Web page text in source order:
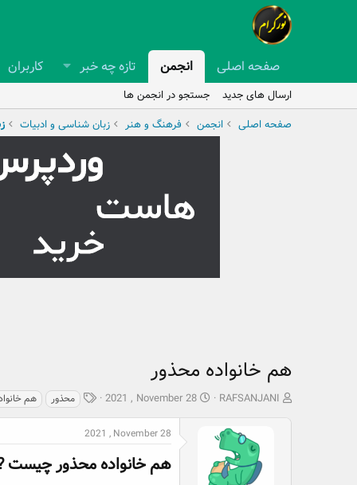
صفحه اصلی انجمن تازه چه خبر کاربران
ارسال های جدید
جستجو در انجمن ها
صفحه اصلی
انجمن فرهنگ و هنر زبان شناسی و ادبیات
هم خانواده محذور
ش
RAFSANJANI
ت2021 , November 28
ب
پ
محذور هم
2021 , November 28
هم خانواده محذور چیست